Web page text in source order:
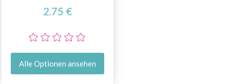
2.75 €
Alle Optionen ansehen